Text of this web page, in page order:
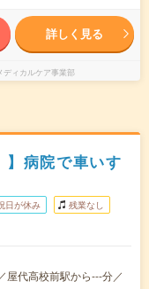
詳しく見る
ィカルケア事業部
】病院で車いす
日が休み 残業なし
屋代高校前駅から---分／